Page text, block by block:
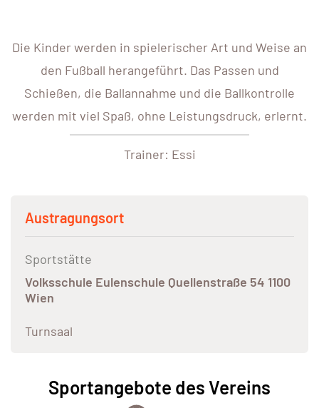
Die Kinder werden in spielerischer Art und Weise an
den Fußball herangeführt. Das Passen und
Schießen, die Ballannahme und die Ballkontrolle
werden mit viel Spaß, ohne Leistungsdruck, erlernt.
Trainer: Essi
Austragungsort
Sportstätte
Volksschule Eulenschule Quellenstraße 54 1100
Wien
Turnsaal
Sportangebote des Vereins